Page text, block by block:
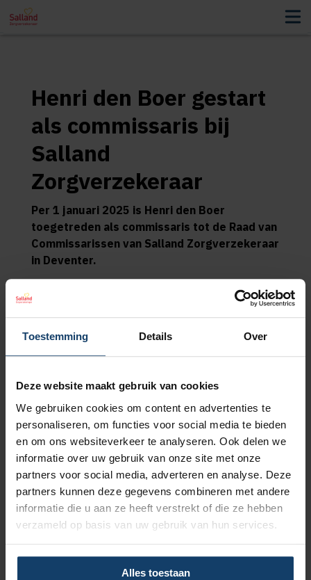
Toestemming Details Over
Deze website maakt gebruik van cookies
We gebruiken cookies om content en advertenties te
personaliseren, om functies voor social media te bieden
en om ons websiteverkeer te analyseren. Ook delen we
informatie over uw gebruik van onze site met onze
partners voor social media, adverteren en analyse. Deze
partners kunnen deze gegevens combineren met andere
informatie die u aan ze heeft verstrekt of die ze hebben
verzameld op basis van uw gebruik van hun services.
Alles toestaan
Henri den Boer gestart
als commissaris bij
Salland
Zorgverzekeraar
Per 1 januari 2025 is Henri den Boer
toegetreden als commissaris tot de Raad van
Commissarissen van Salland Zorgverzekeraar
in Deventer.
Henri den Boer heeft jarenlang als directeur
bij Nationale Nederlanden gewerkt met een
econometrische achtergrond. Gedurende zijn
carrière heeft hij zich gespecialiseerd in
pensioenbeheer en heeft hij brede ervaring
in de pensioens- en verzekeringssector. Zijn
focus ligt op verandermanagement, financiën,
risicobeheer en groei, waarbij altijd de klant
centraal staat. Sinds 2021 is Henri werkzaam
als Head Business Development bij
Pensioenfonds PGB. Daarnaast vervult hij
meerdere toezichthoudende rollen.
Bij Salland Zorgverzekeraar neemt Henri
deze functie over van Laurens Roodbol. De
leden van de RvC en het Directieteam zijn blij